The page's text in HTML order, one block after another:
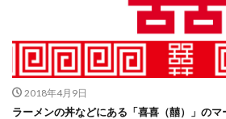
2018年4月9日
ラーメンの丼などにある「喜喜（囍）」の